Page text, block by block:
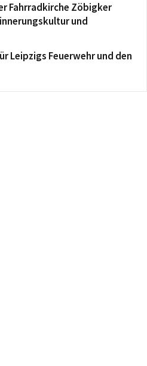
Fahrradkirche Zöbigker
und
Leipzigs Feuerwehr und den